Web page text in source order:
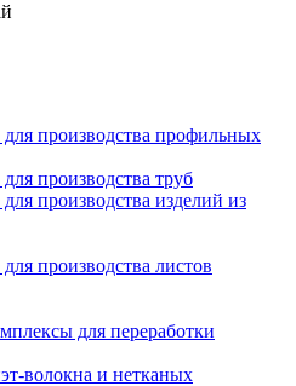
производства профильных
производства труб
производства изделий из
производства листов
для переработки
волокна и нетканых